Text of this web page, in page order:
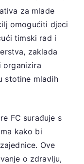
za mlade
omogućiti djeci
timski rad i
zaklada
organizira
stotine mladih
FC surađuje s
kako bi
Ove
o zdravlju,